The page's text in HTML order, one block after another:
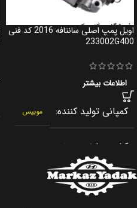
اویل پمپ اصلی سانتافه 2016 کد فنی
233002G400
اطلاعات بیشتر
کمپانی تولید کننده موبیس
کشور سازنده کره جنوبی
اصالت کالا اصلی